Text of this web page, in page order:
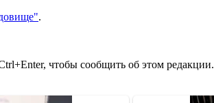
.
чтобы сообщить об этом редакции.